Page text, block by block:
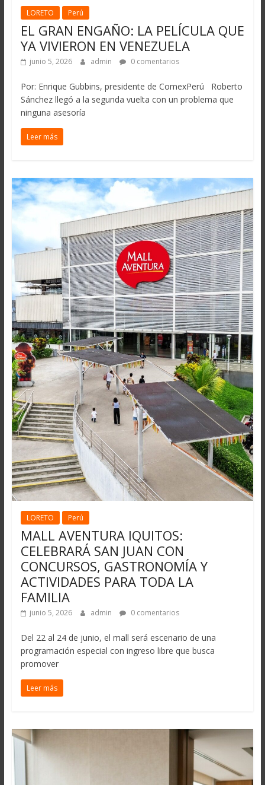
LORETO Perú
EL GRAN ENGAÑO: LA PELÍCULA QUE
YA VIVIERON EN VENEZUELA
junio 5, 2026 admin 0 comentarios
Por: Enrique Gubbins, presidente de ComexPerú Roberto
Sánchez llegó a la segunda vuelta con un problema que
ninguna asesoría
Leer más
LORETO Perú
MALL AVENTURA IQUITOS:
CELEBRARÁ SAN JUAN CON
CONCURSOS, GASTRONOMÍA Y
ACTIVIDADES PARA TODA LA
FAMILIA
junio 5, 2026 admin 0 comentarios
Del 22 al 24 de junio, el mall será escenario de una
programación especial con ingreso libre que busca
promover
Leer más